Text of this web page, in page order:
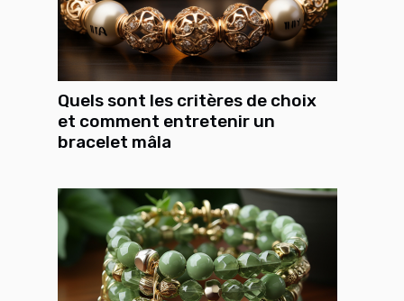
Quels sont les critères de choix
et comment entretenir un
bracelet mâla